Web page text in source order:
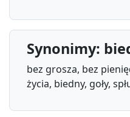
Synonimy:
bez grosza, bez
życia, biedny, goły,